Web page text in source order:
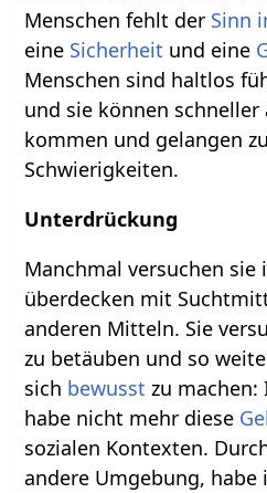
Menschen fehlt der Sinn
eine Sicherheit und eine
Menschen sind haltlos
und sie können schneller
kommen und gelangen
Schwierigkeiten.
Unterdrückung
Manchmal versuchen sie
überdecken mit
anderen Mitteln. Sie
zu betäuben und so
sich bewusst zu
habe nicht mehr diese
sozialen Kontexten.
andere Umgebung, habe